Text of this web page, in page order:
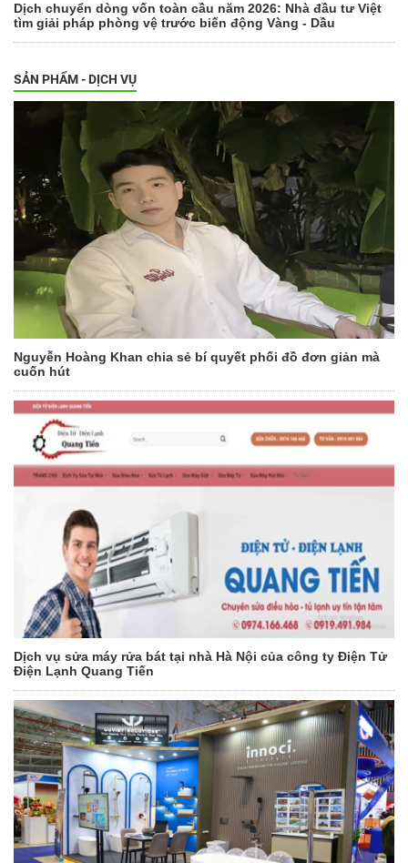
Dịch chuyển dòng vốn toàn cầu năm 2026: Nhà đầu tư Việt
tìm giải pháp phòng vệ trước biến động Vàng - Dầu
SẢN PHẨM - DỊCH VỤ
Nguyễn Hoàng Khan chia sẻ bí quyết phối đồ đơn giản mà
cuốn hút
Dịch vụ sửa máy rửa bát tại nhà Hà Nội của công ty Điện Tử
Điện Lạnh Quang Tiến